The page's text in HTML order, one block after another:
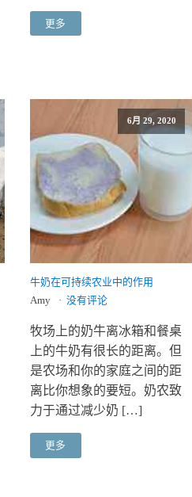
更多
6月 29, 2020
牛奶在可持续农业中的作用
Amy 没有评论
牧场上的奶牛离冰箱和餐桌
上的牛奶有很长的距离。但
是农场和你的家庭之间的距
离比你想象的要短。奶农致
力于通过减少奶 […]
更多